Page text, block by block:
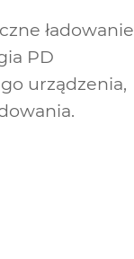
ładowanie
PD
urządzenia,